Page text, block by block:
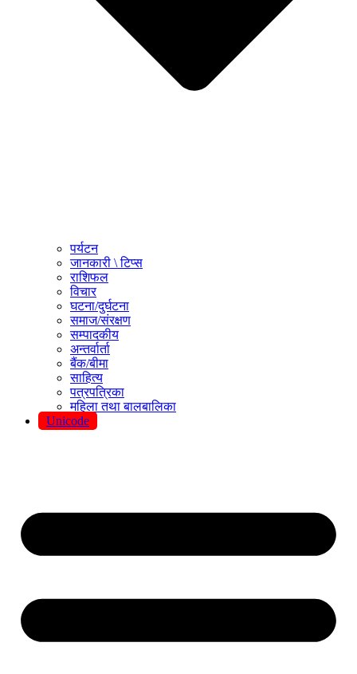
पर्यटन
जानकारी \ टिप्स
राशिफल
विचार
घटना/दुर्घटना
समाज/संरक्षण
सम्पादकीय
अन्तर्वार्ता
बैंक/बीमा
साहित्य
पत्रपत्रिका
महिला तथा बालबालिका
Unicode